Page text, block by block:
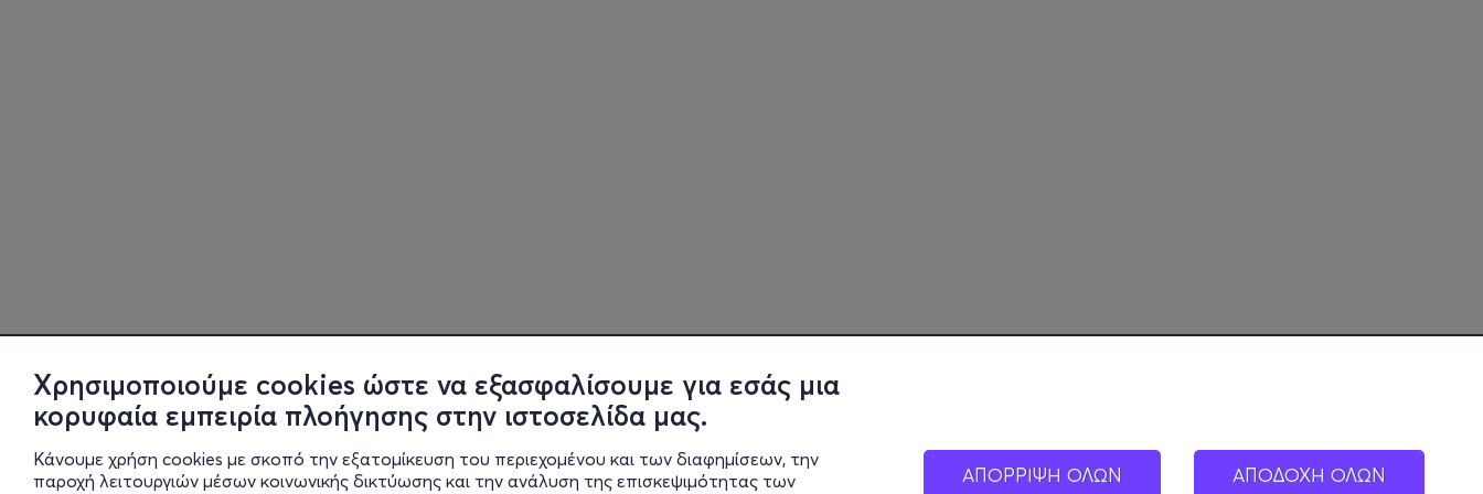
Χρησιμοποιούμε cookies ώστε να εξασφαλίσουμε για εσάς μια
κορυφαία εμπειρία πλοήγησης στην ιστοσελίδα μας.
Κάνουμε χρήση cookies με σκοπό την εξατομίκευση του περιεχομένου και των διαφημίσεων, την
παροχή λειτουργιών μέσων κοινωνικής δικτύωσης και την ανάλυση της επισκεψιμότητας των
ΑΠΟΡΡΙΨΗ ΟΛΩΝ ΑΠΟΔΟΧΗ ΟΛΩΝ